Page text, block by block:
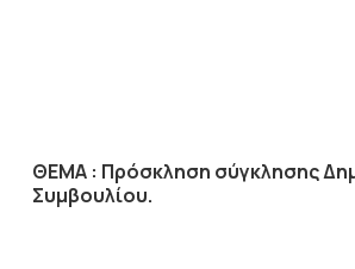
ΘΕΜΑ : Πρόσκληση σύγκλησης
Συμβουλίου.